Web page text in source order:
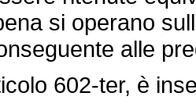
si operano
alle
602-ter, è